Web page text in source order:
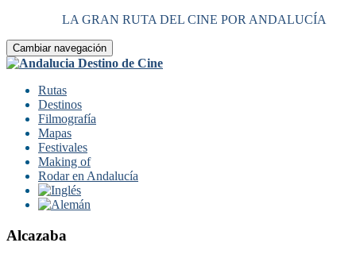
LA GRAN RUTA DEL CINE POR ANDALUCÍA
Cambiar navegación
Rutas
Destinos
Filmografía
Mapas
Festivales
Making of
Rodar en Andalucía
Alcazaba